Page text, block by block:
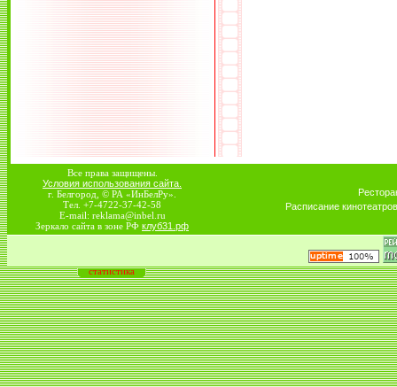
Все права защищены.
Условия использования сайта.
г. Белгород, © РА «ИнБелРу».
Тел. +7-4722-37-42-58
E-mail: reklama@inbel.ru
Зеркало сайта в зоне РФ клуб31.рф
Расписание кинотеатров
статистика